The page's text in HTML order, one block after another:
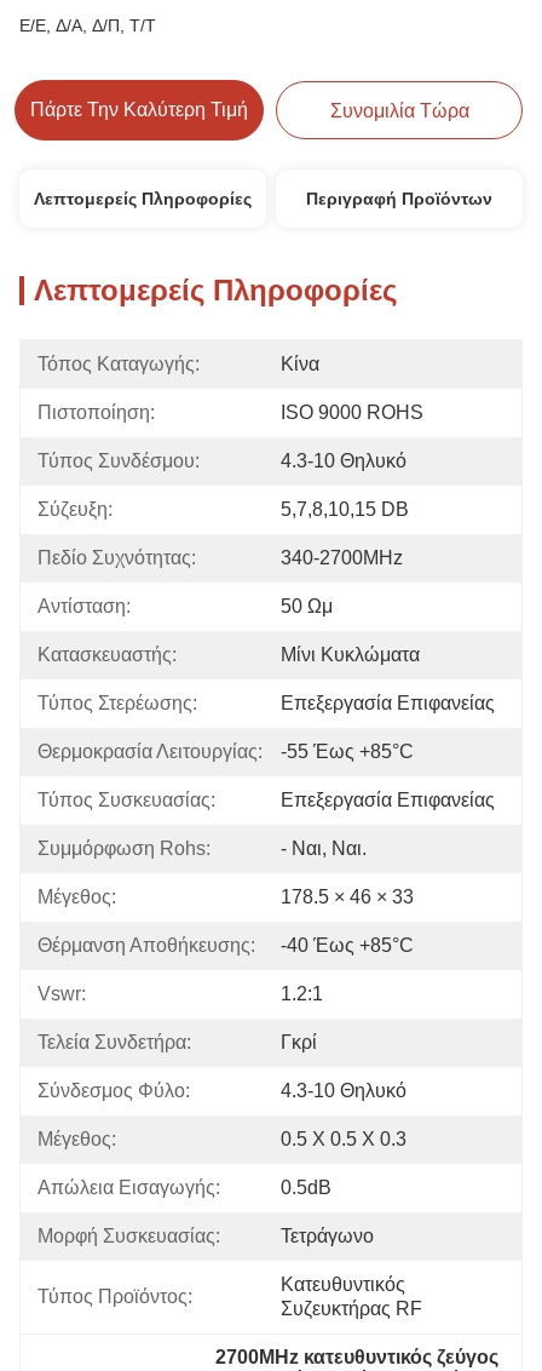
Ε/Ε, Δ/Α, Δ/Π, Τ/Τ
Πάρτε Την Καλύτερη Τιμή Συνομιλία Τώρα
Λεπτομερείς Πληροφορίες Περιγραφή Προϊόντων
Λεπτομερείς Πληροφορίες
Τόπος Καταγωγής: Κίνα
Πιστοποίηση: ISO 9000 ROHS
Τύπος Συνδέσμου: 4.3-10 Θηλυκό
Σύζευξη: 5,7,8,10,15 DB
Πεδίο Συχνότητας: 340-2700MHz
Αντίσταση: 50 Ωμ
Κατασκευαστής: Μίνι Κυκλώματα
Τύπος Στερέωσης: Επεξεργασία Επιφανείας
Θερμοκρασία Λειτουργίας: -55 Έως +85°C
Τύπος Συσκευασίας: Επεξεργασία Επιφανείας
Συμμόρφωση Rohs: - Ναι, Ναι.
Μέγεθος: 178.5 × 46 × 33
Θέρμανση Αποθήκευσης: -40 Έως +85°C
Vswr: 1.2:1
Τελεία Συνδετήρα: Γκρί
Σύνδεσμος Φύλο: 4.3-10 Θηλυκό
Μέγεθος: 0.5 X 0.5 X 0.3
Απώλεια Εισαγωγής: 0.5dB
Μορφή Συσκευασίας: Τετράγωνο
Τύπος Προϊόντος:
Κατευθυντικός
Συζευκτήρας RF
2700MHz κατευθυντικός ζεύγος